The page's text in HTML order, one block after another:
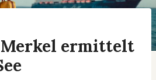
ermittelt